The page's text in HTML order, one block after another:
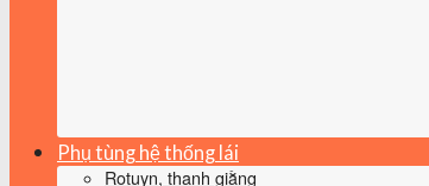
Phụ tùng hệ thống lái
Rotuyn, thanh giằng